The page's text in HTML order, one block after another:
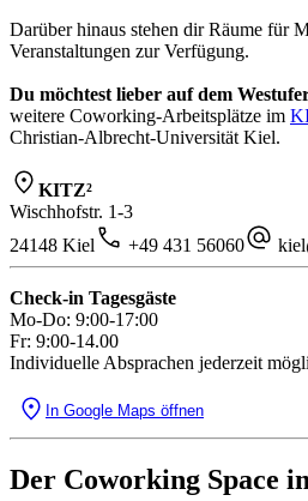
Darüber hinaus stehen dir Räume für
Veranstaltungen zur Verfügung.
Du möchtest lieber auf dem
weitere Coworking-Arbeitsplätze im
Christian-Albrecht-Universität Kiel.
KITZ²
Wischhofstr. 1-3
24148 Kiel
+49 431 56060
Check-in Tagesgäste
Mo-Do: 9:00-17:00
Fr: 9:00-14.00
Individuelle Absprachen jederzeit
In Google Maps öffnen
Der Coworking Space